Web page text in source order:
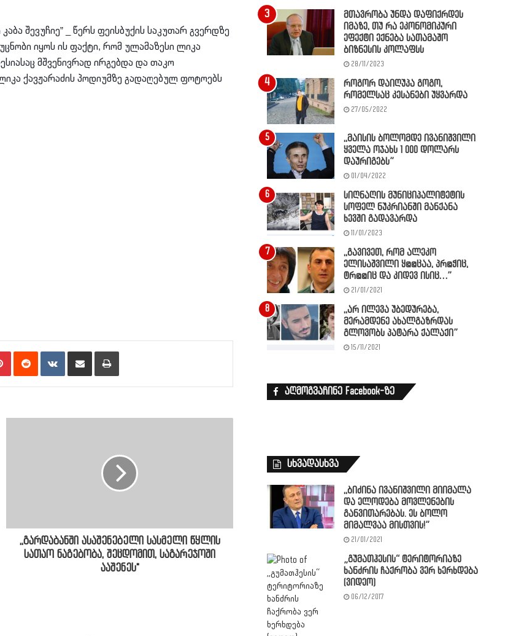
შევუჩიე” _ წერს ფეისბუქის საკუთარ გვერდზე
იყოს ის ფაქტი, რომ ულამაზესი ლიკა
მშვენივრად ირგებდა და თაკო
ქავჟარაძის პოდიუმზე გადაღებულ ფოტოებს
PinterestReddit VKontakteShare via Email Print
,,გარდაბანში ასაშენებელი სასმელი წყლის
სათაო ნაგებობა, შეცდომით, საგარეჯოში
ააშენეს"
მთავრობა უნდა დაფიქრდეს
იმაზე, თუ რა ეკონომიკური
ეფექტი ექნება სათამაშო
ბიზნესის კოლაფსს
28/11/2023
როგორ დაიღუპა გოგო,
რომელსაც კესანები უყვარდა
27/05/2022
,,მაისის ბოლომდე ივანიშვილი
ყველა ოჯახს 1 000 დოლარს
დაურიგებს”
01/04/2022
სიღნაღის მუნიციპალიტეტის
სოფელ ნუკრიანში მანქანა
ხევში გადავარდა
11/01/2023
,,გავივეთ, რომ ალეკო
ელისაშვილი ყ@@ცაა, პრ@ჭიც,
ტრ@@იც და კიდევ ისიც…”
21/01/2021
,,არ ილევა უბედურება,
მერამდენე ახალგაზრდას
გლოვობს პატარა ქალაქი”
15/11/2021
აღმოგვაჩინე Facebook-ზე
სხვადასხვა
,,ბიძინა ივანიშვილი მიიმალა
და ელოდება მოვლენების
განვითარებას. ეს ბოლო
მიმალვაა მისთვის!”
21/01/2021
„გუმათჰესის“ ტერიტორიაზე
ხანძრის ჩაქრობა ვერ ხერხდება
(ვიდეო)
06/12/2017